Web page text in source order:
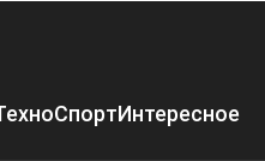
СпортИнтересное